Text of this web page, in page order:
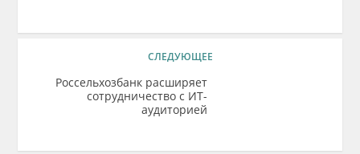
СЛЕДУЮЩЕЕ
Россельхозбанк расширяет
сотрудничество с ИТ-
аудиторией